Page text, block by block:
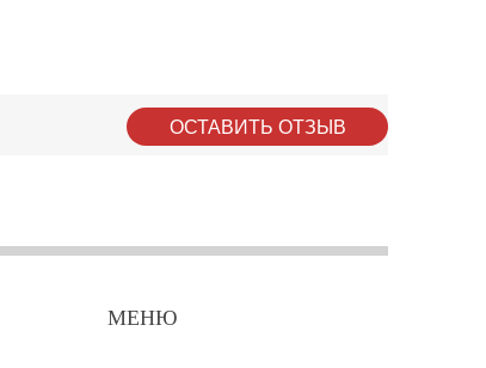
ОСТАВИТЬ ОТЗЫВ
МЕНЮ